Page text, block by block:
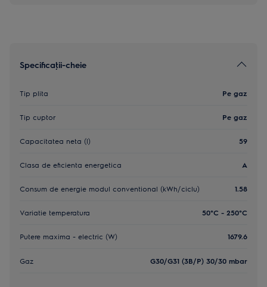
Specificaţii-cheie
Tip plita Pe gaz
Tip cuptor Pe gaz
Capacitatea neta (l) 59
Clasa de eficienta energetica A
Consum de energie modul conventional (kWh/ciclu) 1.58
Variatie temperatura 50°C - 250°C
Putere maxima - electric (W) 1679.6
Gaz G30/G31 (3B/P) 30/30 mbar